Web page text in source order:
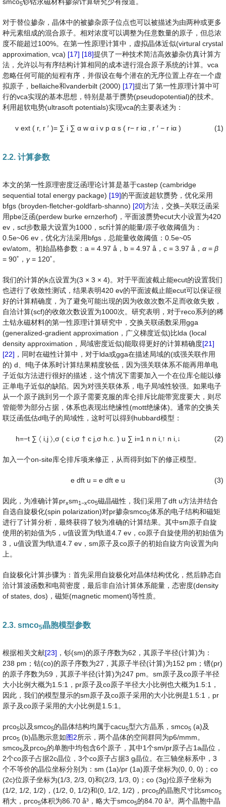
5
对于替位掺杂，晶体中的被掺杂原子位点也可以被描述为由两种或更多
种元素组成的混合原子。相对浓度可以调整为任意数量的原子，但总浓
度不能超过100%。在第一性原理计算中，虚拟晶体近似(virtural crystal
approximation, vca) [17] [18]提供了一种技术简洁高效掺杂仿真计算方
法，允许以与有序结构计算相同的成本进行混合原子系统的计算。vca
忽略任何可能的短程有序，并假设在每个潜在的无序位置上存在一个虚
拟原子，bellaiche和vanderbilt (2000) [17]提出了第一性原理计算中可
行的vca实现的基本思想，特别是基于赝势(pseudopotential)的技术。
利用超软电势(ultrasoft potentials)实现vca的主要表述为：
v ext ( r, r ′ )= ∑ i ∑ α w α i v p α s ( r− r iα r ′ − r iα ) (1)
2.2. 计算参数
本文的第一性原理密度泛函理论计算是基于castep (cambridge
sequential total energy package) [19]的平面波超软赝势，优化采用
bfgs (broyden-fletcher-goldfarb-shanno) [20]方法，交换–关联泛函采
用pbe泛函(perdew burke ernzerhof)，平面波赝势ecut大小设置为420
ev，scf步数最大设置为1000，scf计算的能量/原子收敛阈值为：
0.5e~06 ev，优化方法采用bfgs，总能量收敛阈值：0.5e~05
ev/atom。初始晶格参数：a = 4.97 å，b = 4.97 å，c = 3.97 å， α = β
= 90˚， γ= 120˚。
我们的计算的k点设置为(3 × 3 × 4)。对于平面波截止能ecut的设置我们
也进行了收敛性测试，结果表明420 ev的平面波截止能ecut可以保证很
好的计算精确度，为了避免可能出现的因为收敛次数不足而收敛失败，
自洽计算(scf)的收敛次数设置为1000次。研究表明，对于reco系列的稀
土钴永磁材料的第一性原理计算研究中，交换关联函数采用gga
(generalized-gradient approximation，广义梯度近似)比lda (local
density approximation，局域密度近似)能取得更好的计算精确度[21]
[22] ，同时在磁性计算中，对于lda或gga在描述局域的(或强关联作用
的) d、f电子体系时计算结果精度较低，因为强关联体系不能再用单电
子近似方法进行很好的描述，这个情况下需要加入一个在位库仑能以修
正单电子近似的缺陷。因为对强关联体系，电子局域性较强。如果电子
从一个原子跳到另一个原子需要克服的库仑排斥比能带宽度要大，则尽
管能带为部分占据，体系也表现出绝缘性(mott绝缘体)。通常的交换关
联泛函低估d电子的局域性，这时可以得到hubbard模型：
h=−t ∑ 〈 i, j 〉 σ ( c i, σ † c j, σ h .c. ) u ∑ i=1 n n i, ↑ n i, ↓ (2)
加入一个on-site库仑排斥项来修正，从而得到如下的修正模型。
e dft u = e dft e u (3)
因此，为准确计算prxsm1−xco5磁晶磁性，我们采用了dft u方法并结合
自选自旋极化(spin polarization)对pr掺杂smco5体系的电子结构和磁矩
进行了计算分析，最终获得了较为准确的计算结果。其中sm原子自旋
使用的初始值为5，u值设置为f轨道4.7 ev，co原子自旋使用的初始值为
3，u值设置为f轨道4.7 ev，sm原子及co原子的初始自旋方向设置为向
上。
自旋极化计算步骤为：首先采用自旋极化对晶体结构优化，然后静态自
洽计算波函数和电荷密度，最后非自洽计算体系能量，态密度(density
of states, dos)，磁矩(magnetic moment)等性质。
2.3. smco5晶胞模型参数
根据相关文献[23] ，钐(sm)的原子序数为62，其原子半径(计算)为：
238 pm；钴(co)的原子序数为27，其原子半径(计算)为152 pm；镨(pr)
的原子序数为59，其原子半径(计算)为247 pm。sm原子及co原子半径
大小比例大概为1.5:1，pr原子及co原子半径大小比例也大概为1.5:1，
因此，我们的模型显示的sm原子及co原子采用的大小比例是1.5:1，pr
原子及co原子采用的大小比例是1.5:1。
prco5以及smco5的晶体结构均属于cacu5型六方晶系，smco5 (a)及
prco5 (b)晶胞示意如图2所示，两个晶体的空间群同为p6/mmm。
smco5及prco5的单胞中均包含6个原子，其中1个sm/pr原子占1a晶位，
2个co原子占据2c晶位，3个co原子占据3 g晶位。在三轴坐标系中，3
个不等价的晶位坐标分别为：sm (1a)/pr (1a)原子坐标为(0, 0, 0)；co
(2c)位原子坐标为(1/3, 2/3, 0)和(2/3, 1/3, 0)；co (3g)位原子坐标为
(1/2, 1/2, 1/2)，(1/2, 0, 1/2)和(0, 1/2, 1/2)，prco5的晶胞尺寸比smco5
稍大，prco5体积为86.70 å³，略大于smco5的84.70 å³。两个晶胞中晶